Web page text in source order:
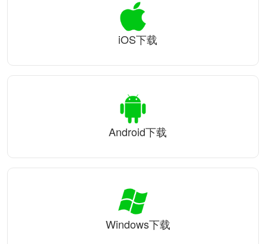
iOS下载
Android下载
Windows下载